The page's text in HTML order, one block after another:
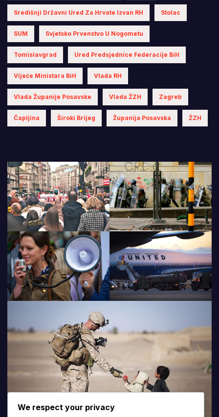
Središnji Državni Ured Za Hrvate Izvan RH Stolac
SUM Svjetsko Prvenstvo U Nogometu
Tomislavgrad Ured Predsjednice Federacije BiH
Vijeće Ministara BiH Vlada RH
Vlada Županije Posavske Vlada ŽZH Zagreb
Čapljina Široki Brijeg Županija Posavska ŽZH
We respect your privacy